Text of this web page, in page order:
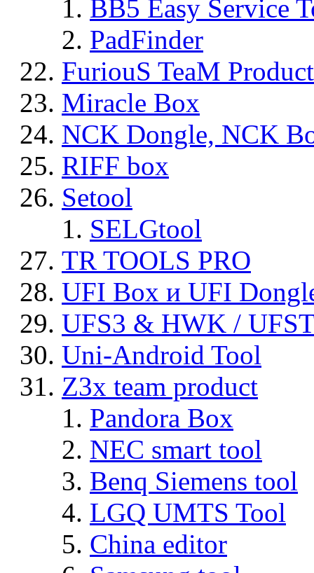
BB5 Easy Service
PadFinder
FuriouS TeaM
Miracle Box
NCK Dongle, NCK
RIFF box
Setool
SELGtool
TR TOOLS PRO
UFI Box и UFI
UFS3 & HWK /
Uni-Android Tool
Z3x team product
Pandora Box
NEC smart tool
Benq Siemens tool
LGQ UMTS Tool
China editor